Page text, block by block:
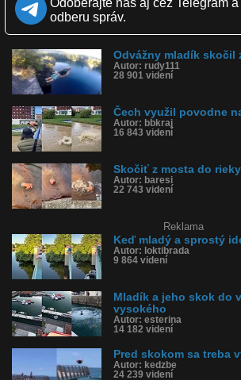
nestlačiteľná a pri veľkej rýchlosti nestihne
Preto môže hladina pôsobiť podobne ako
Často pri takýchto skokoch dochádza k
alebo rebier, poraneniam chrbtice a miechy,
bezvedomiu, vnútornému krvácaniu,
alebo utopeniu. Mimoriadne nebezpečný je
hrudníkom/bruchom, pretože veľká plocha tela
pohyb a sila sa prenesie do orgánov, krku a
zdroje upozorňujú, že skoky a skákanie
medzi príčiny vážnych poranení krčnej
pri neznámej hĺbke alebo náraze na dno.
Kvalita: HD NQ
LQ
Zverejnené: 30.6.2026 21:04
Páči sa: 60% (20 hlasov)
Obľúbené: 1
Dľžka: 0:37
Kategória: šokujúce
Tagy: skok do vody, most, fail, úraz, mal
adrenalín, more, skákal
Odoberajte nás aj cez Telegram
odberu správ.
Odvážny mladík skočil
Autor: rudy111
28 901 videní
Čech využil povodne
Autor: bbkraj
16 843 videní
Skočiť z mosta do
Autor: baresi
22 743 videní
Reklama
Keď mladý a sprostý
Autor: loktibrada
9 864 videní
Mladík a jeho skok do
vysokého
Autor: esterina
14 182 videní
Pred skokom sa treba
Autor: kedzbe
24 239 videní